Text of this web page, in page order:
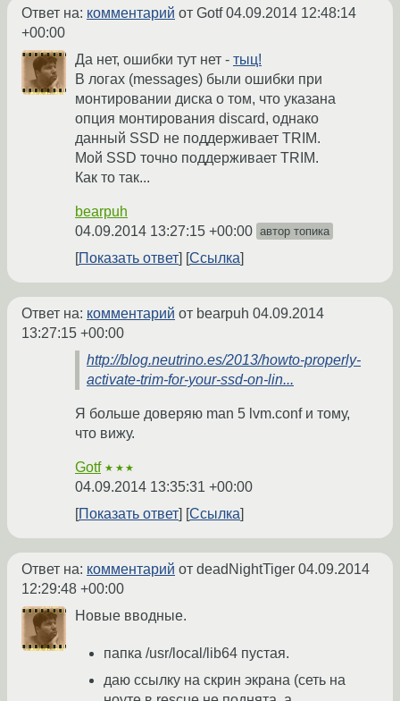
Ответ на: комментарий от Gotf04.09.2014 12:48:14
+00:00
Да нет, ошибки тут нет - тыц!
В логах (messages) были ошибки при
монтировании диска о том, что указана
опция монтирования discard, однако
данный SSD не поддерживает TRIM.
Мой SSD точно поддерживает TRIM.
Как то так...
bearpuh
04.09.2014 13:27:15 +00:00 автор топика
Показать ответ Ссылка
Ответ на: комментарий от bearpuh 04.09.2014
13:27:15 +00:00
http://blog.neutrino.es/2013/howto-properly-
activate-trim-for-your-ssd-on-lin...
Я больше доверяю man 5 lvm.conf и тому,
что вижу.
Gotf ★★★
04.09.2014 13:35:31 +00:00
Показать ответ
Ссылка
Ответ на: комментарий от deadNightTiger 04.09.2014
12:29:48 +00:00
Новые вводные.
папка /usr/local/lib64 пустая.
даю ссылку на скрин экрана (сеть на